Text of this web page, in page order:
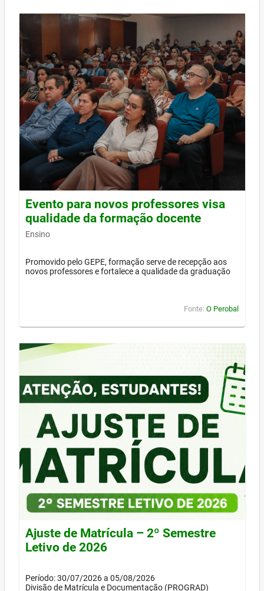
Evento para novos professores visa
qualidade da formação docente
Ensino
Promovido pelo GEPE, formação serve de recepção aos
novos professores e fortalece a qualidade da graduação
Fonte: O Perobal
Ajuste de Matrícula – 2º Semestre
Letivo de 2026
Período: 30/07/2026 a 05/08/2026
Divisão de Matrícula e Documentação (PROGRAD)